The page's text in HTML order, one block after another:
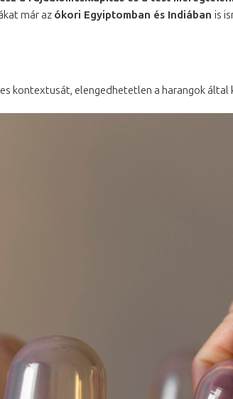
már az ókori Egyiptomban és Indiában is
kontextusát, elengedhetetlen a harangok